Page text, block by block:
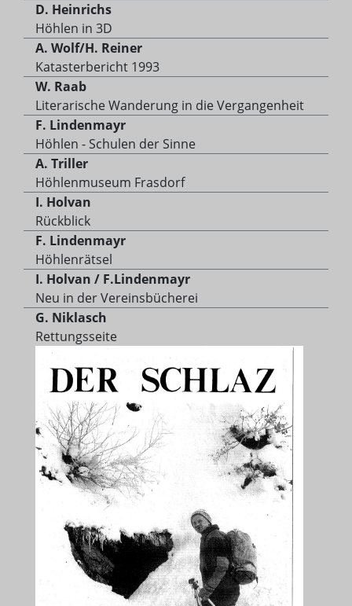
D. Heinrichs
Höhlen in 3D
A. Wolf/H. Reiner
Katasterbericht 1993
W. Raab
Literarische Wanderung in die Vergangenheit
F. Lindenmayr
Höhlen - Schulen der Sinne
A. Triller
Höhlenmuseum Frasdorf
I. Holvan
Rückblick
F. Lindenmayr
Höhlenrätsel
I. Holvan / F.Lindenmayr
Neu in der Vereinsbücherei
G. Niklasch
Rettungsseite